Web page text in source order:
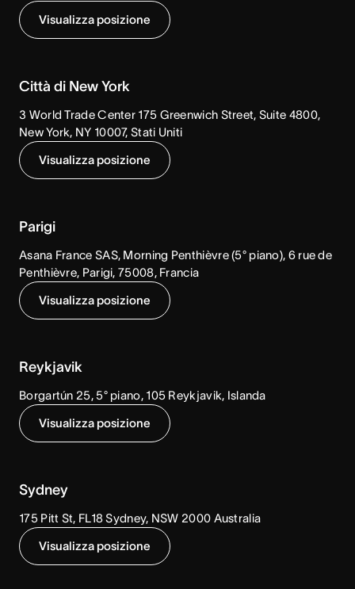
Visualizza posizione
Città di New York
3 World Trade Center 175 Greenwich Street, Suite 4800,
New York, NY 10007, Stati Uniti
Visualizza posizione
Parigi
Asana France SAS, Morning Penthièvre (5° piano), 6 rue de
Penthièvre, Parigi, 75008, Francia
Visualizza posizione
Reykjavik
Borgartún 25, 5° piano, 105 Reykjavik, Islanda
Visualizza posizione
Sydney
175 Pitt St, FL18 Sydney, NSW 2000 Australia
Visualizza posizione